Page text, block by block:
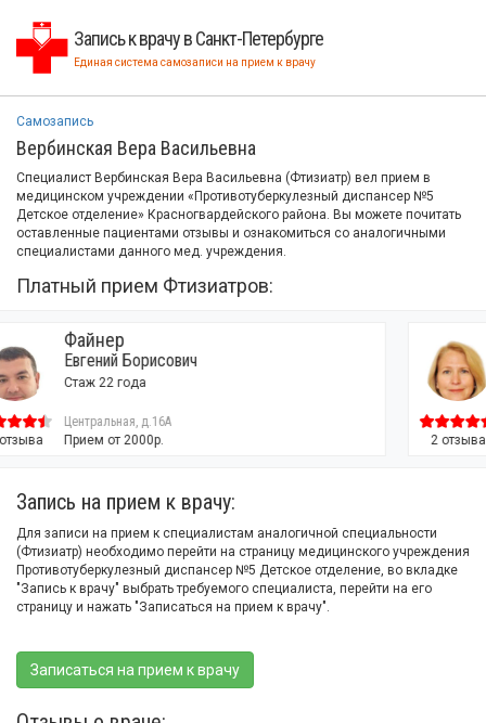
Запись к врачу в Санкт-Петербурге
Единая система самозаписи на прием к врачу
Самозапись
Вербинская Вера Васильевна
Специалист Вербинская Вера Васильевна (Фтизиатр) вел прием в
медицинском учреждении «Противотуберкулезный диспансер №5
Детское отделение» Красногвардейского района. Вы можете почитать
оставленные пациентами отзывы и ознакомиться со аналогичными
специалистами данного мед. учреждения.
Платный прием Фтизиатров:
Людмила
Стаж 44 года / Кандидат
Врач высшей категории
Комендантский пр-т, д. 2а
Запись на прием к врачу:
Для записи на прием к специалистам аналогичной специальности
(Фтизиатр) необходимо перейти на страницу медицинского учреждения
Противотуберкулезный диспансер №5 Детское отделение, во вкладке
"Запись к врачу" выбрать требуемого специалиста, перейти на его
страницу и нажать "Записаться на прием к врачу".
Записаться на прием к врачу